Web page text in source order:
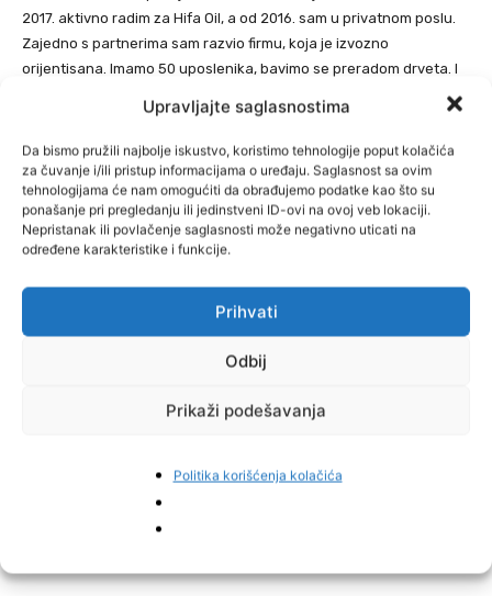
Upravljajte saglasnostima
Da bismo pružili najbolje iskustvo, koristimo tehnologije poput kolačića
za čuvanje i/ili pristup informacijama o uređaju. Saglasnost sa ovim
tehnologijama će nam omogućiti da obrađujemo podatke kao što su
ponašanje pri pregledanju ili jedinstveni ID-ovi na ovoj veb lokaciji.
Nepristanak ili povlačenje saglasnosti može negativno uticati na
određene karakteristike i funkcije.
Prihvati
Odbij
Prikaži podešavanja
Politika korišćenja kolačića
2017. aktivno radim za Hifa Oil, a od 2016. sam u privatnom poslu.
Zajedno s partnerima sam razvio firmu, koja je izvozno
orijentisana. Imamo 50 uposlenika, bavimo se preradom drveta. I
to je biznis koji se poprilično dobro razvija. Jasmin najavljuje nove
investicije te kaže da će pomenuta firma postati jedna od većih u
regiji kada je u pitanju proizvodnja masivnih ploča od hrasta.
je govorio i o ekonomskom čudu Tešnja, odnosno
‘pobjedničkom mentalitetu’ Tešnjaka. O majkama koje su rađale
puno djece, koja su potom preuzimala odgovornost i sticala radne